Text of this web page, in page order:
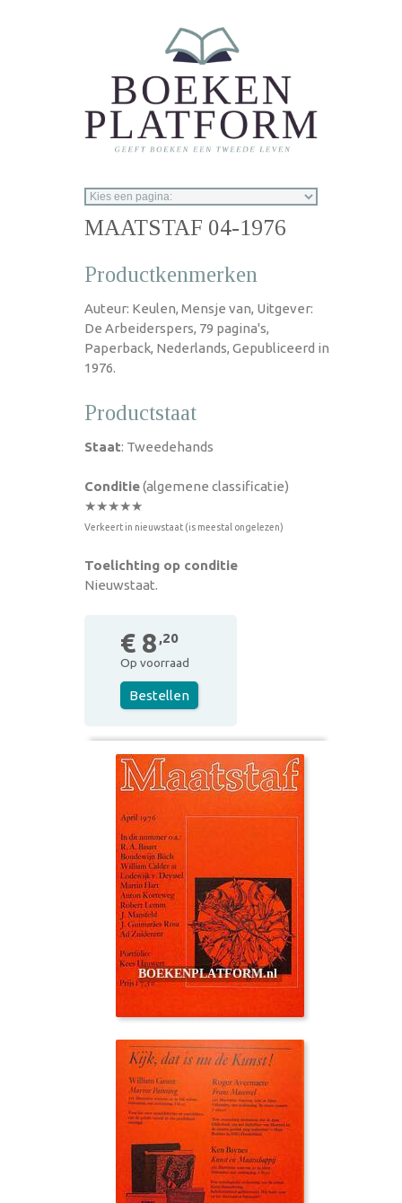
MAATSTAF 04-1976
Productkenmerken
Auteur: Keulen, Mensje van, Uitgever:
De Arbeiderspers, 79 pagina's,
Paperback, Nederlands, Gepubliceerd in
1976.
Productstaat
Staat: Tweedehands
Conditie(algemene classificatie)
★★★★★
Verkeert in nieuwstaat (is meestal ongelezen)
Toelichting op conditie
Nieuwstaat.
€ 8 ,20
Op voorraad
Bestellen